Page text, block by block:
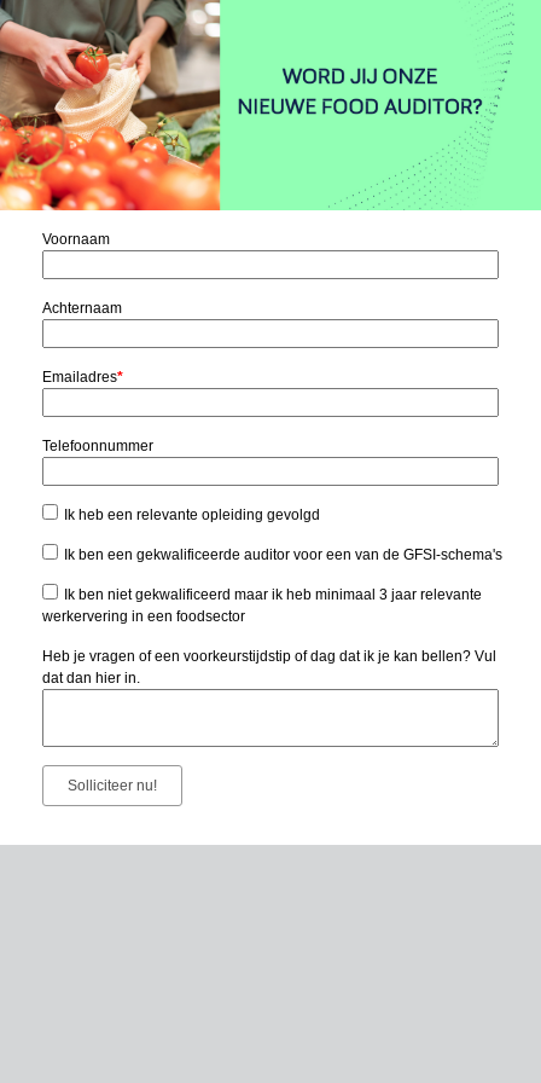
Voornaam
Achternaam
Emailadres*
Telefoonnummer
Ik heb een relevante opleiding gevolgd
Ik ben een gekwalificeerde auditor voor een van de GFSI-schema's
Ik ben niet gekwalificeerd maar ik heb minimaal 3 jaar relevante
werkervering in een foodsector
Heb je vragen of een voorkeurstijdstip of dag dat ik je kan bellen? Vul
dat dan hier in.